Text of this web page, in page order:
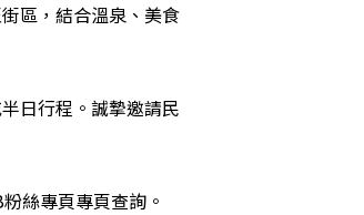
區，結合溫泉、美食
日行程。誠摯邀請民
絲專頁專頁查詢。